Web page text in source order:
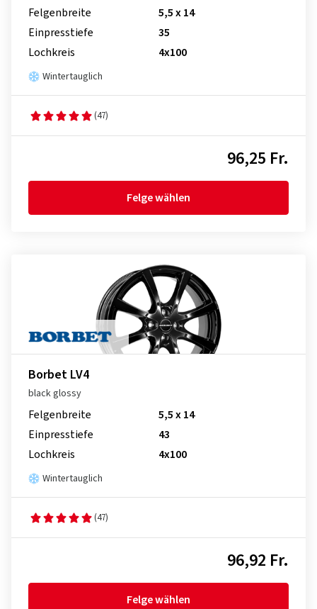
Felgenbreite
5,5 x 14
Einpresstiefe
35
Lochkreis
4x100
Wintertauglich
(47)
96,25 Fr.
Felge wählen
Borbet LV4
black glossy
Felgenbreite
5,5 x 14
Einpresstiefe
43
Lochkreis
4x100
Wintertauglich
(47)
96,92 Fr.
Felge wählen